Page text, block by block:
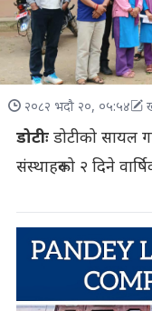
२०८२ भदौ २०, ०५:५४
डोटीः डोटीको सायल
संस्थाहरूको २ दिने